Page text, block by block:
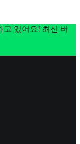
고 있어요! 최신 버